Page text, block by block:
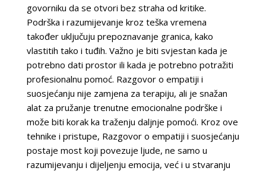
govorniku da se otvori bez straha od kritike.
Podrška i razumijevanje kroz teška vremena
također uključuju prepoznavanje granica, kako
vlastitih tako i tuđih. Važno je biti svjestan kada je
potrebno dati prostor ili kada je potrebno potražiti
profesionalnu pomoć. Razgovor o empatiji i
suosjećanju nije zamjena za terapiju, ali je snažan
alat za pružanje trenutne emocionalne podrške i
može biti korak ka traženju daljnje pomoći. Kroz ove
tehnike i pristupe, Razgovor o empatiji i suosjećanju
postaje most koji povezuje ljude, ne samo u
razumijevanju i dijeljenju emocija, već i u stvaranju